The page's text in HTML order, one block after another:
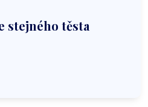
stejného těsta